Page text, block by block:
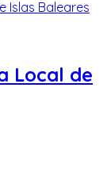
Local de